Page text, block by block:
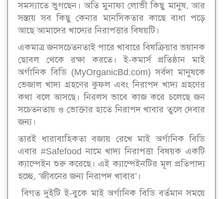
সমস্যাতে ভুগছেন। অতি মুনাফা লোভী কিছু মানুষ, আর
সস্তায় সব কিছু কেনার মানসিকতার কাছে বাধা পড়ে
আছে আমাদের খাদ্যের নিরাপত্তার বিষয়টি।
একমাত্র জনসচেতনতাই পারে খাবারে বিষক্রিয়ার ভয়ানক
ছোবল থেকে রক্ষা করতে। ই-কমার্স প্রতিষ্ঠান মাই
অর্গানিক বিডি (MyOrganicBd.com) সর্বদা মানুষকে
ভেজাল খাদ্য গ্রহণের কুফল এবং নিরাপদ খাদ্য গ্রহণের
কথা বলে আসছে। নিরলস ভাবে কাজ করে চলেছে জন
সচেতনতায় ও ভোক্তার হাতে নিরাপদ খাবার তুলে দেবার
জন্য।
তারই ধারাবাহিকতা বজায় রেখে মাই অর্গানিক বিডি
এবার #Safefood নামে খাদ্য নিরাপত্তা বিষয়ক একটি
ক্যাম্পেইন শুরু করেছে। এই ক্যাম্পেইনটির মূল প্রতিপাদ্য
হচ্ছে, ‘জীবনের জন্য নিরাপদ খাবার’।
বিগত দুইটি ই-বুকে মাই অর্গানিক বিডি বর্তমান সময়ে